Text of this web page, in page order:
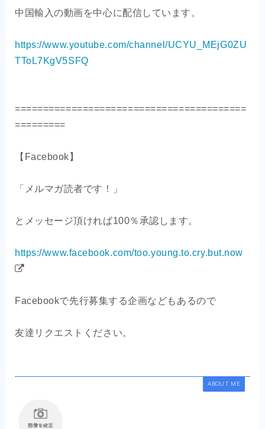
中国輸入の動画を中心に配信しています。
https://www.youtube.com/channel/UCYU_MEjG0ZU
TToL7KgV5SFQ
=========================================
=========
【Facebook】
「メルマガ読者です！」
とメッセージ頂ければ100％承認します。
https://www.facebook.com/too.young.to.cry.but.now
Facebookで先行募集する企画などもあるので
友達リクエストください。
ABOUT ME